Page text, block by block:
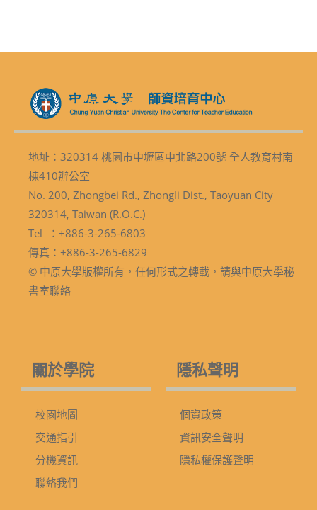
地址：320314 桃園市中壢區中北路200號 全人教育村南
棟410辦公室
No. 200, Zhongbei Rd., Zhongli Dist., Taoyuan City
320314, Taiwan (R.O.C.)
Tel ：+886-3-265-6803
傳真：+886-3-265-6829
© 中原大學版權所有，任何形式之轉載，請與中原大學秘
書室聯絡
關於學院
校園地圖
交通指引
分機資訊
聯絡我們
隱私聲明
個資政策
資訊安全聲明
隱私權保護聲明